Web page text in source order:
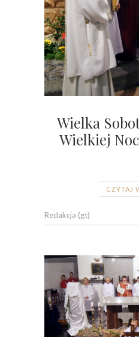
Wielka
Wielkiej
CZYTAJ
Redakcja (gt)